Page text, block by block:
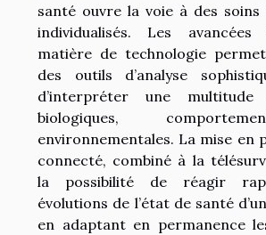
santé ouvre la voie à des soins
individualisés. Les
matière de technologie
des outils d’analyse
d’interpréter une multitude
biologiques,
environnementales. La mise en
connecté, combiné à la
la possibilité de réagir
évolutions de l’état de santé
en adaptant en permanence